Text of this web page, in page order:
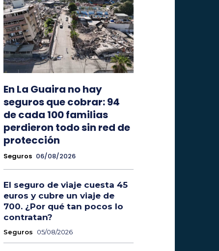
En La Guaira no hay
seguros que cobrar: 94
de cada 100 familias
perdieron todo sin red de
protección
Seguros 06/08/2026
El seguro de viaje cuesta 45
euros y cubre un viaje de
700. ¿Por qué tan pocos lo
contratan?
Seguros 05/08/2026